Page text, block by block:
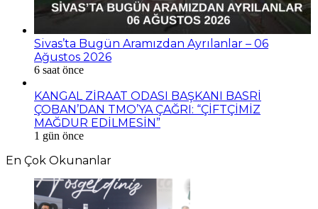
Sivas’ta Bugün Aramızdan Ayrılanlar – 06
Ağustos 2026
6 saat önce
KANGAL ZİRAAT ODASI BAŞKANI BASRİ
ÇOBAN’DAN TMO’YA ÇAĞRI: “ÇİFTÇİMİZ
MAĞDUR EDİLMESİN”
1 gün önce
En Çok Okunanlar